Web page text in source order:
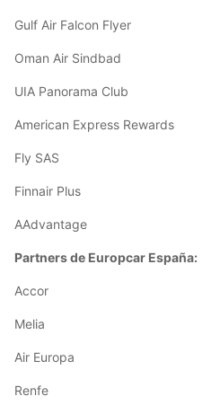
Gulf Air Falcon Flyer
Oman Air Sindbad
UIA Panorama Club
American Express Rewards
Fly SAS
Finnair Plus
AAdvantage
Partners de Europcar España:
Accor
Melia
Air Europa
Renfe